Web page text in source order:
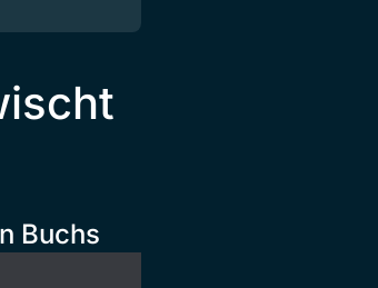
Buchs